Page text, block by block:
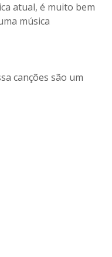
atual, é muito bem
música
canções são um